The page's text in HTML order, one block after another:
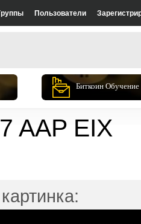
Пользователи
Биткоин Обучение
AAP EIX